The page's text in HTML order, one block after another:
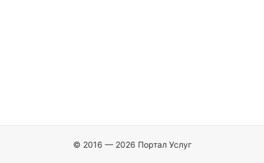
© 2016 — 2026 Портал Услуг